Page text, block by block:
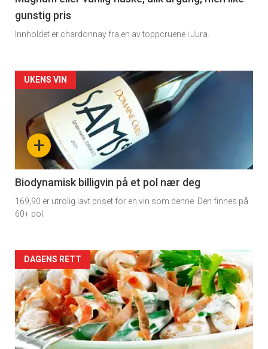
gunstig pris
Innholdet er chardonnay fra en av toppcruene i Jura.
Forsiden
akkurat
nå
4
+
UKENS VIN
Biodynamisk billigvin på et pol nær deg
169,90 er utrolig lavt priset for en vin som denne. Den finnes på
60+ pol.
Forsiden
akkurat
nå
-
DAGENS RETT